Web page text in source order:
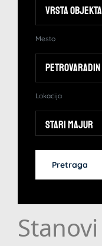
Mesto
Lokacija
Stari Majur
Pretraga